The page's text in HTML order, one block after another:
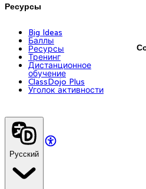
Ресурсы
Big Ideas
Баллы
Ресурсы
Тренинг
Дистанционное
обучение
ClassDojo Plus
Уголок активности
Русский